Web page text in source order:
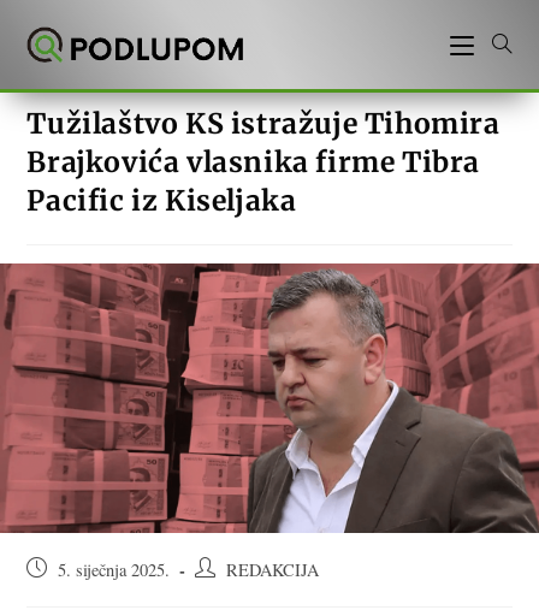
Tužilaštvo KS istražuje Tihomira
Brajkovića vlasnika firme Tibra
Pacific iz Kiseljaka
Objava5. siječnja 2025.
AutorREDAKCIJA